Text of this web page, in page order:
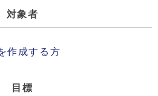
対象者
作成する方
目標